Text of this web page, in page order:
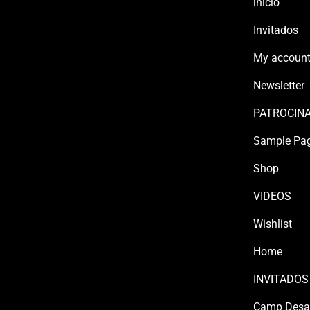
Invitados
My account
Newsletter
Sample
Shop
VIDEOS
Wishlist
Home
INVITADOS
Camp